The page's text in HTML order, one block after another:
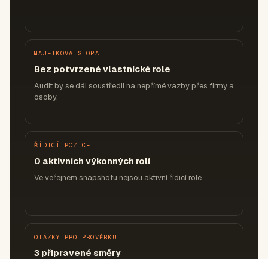
MAJETKOVÁ STOPA
Bez potvrzené vlastnické role
Audit by se dál soustředil na nepřímé vazby přes firmy a
osoby.
ŘÍDICÍ POZICE
0 aktivních výkonných rolí
Ve veřejném snapshotu nejsou aktivní řídicí role.
OTÁZKY PRO PROVĚRKU
3 připravené směry